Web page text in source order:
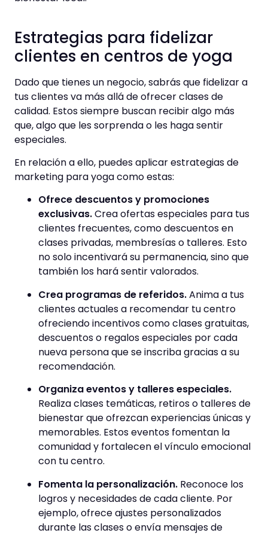
Estrategias para fidelizar
clientes en centros de yoga
Dado que tienes un negocio, sabrás que fidelizar a
tus clientes va más allá de ofrecer clases de
calidad. Estos siempre buscan recibir algo más
que, algo que les sorprenda o les haga sentir
especiales.
En relación a ello, puedes aplicar estrategias de
marketing para yoga como estas:
Ofrece descuentos y promociones
exclusivas.Crea ofertas especiales para tus
clientes frecuentes, como descuentos en
clases privadas, membresías o talleres. Esto
no solo incentivará su permanencia, sino que
también los hará sentir valorados.
Crea programas de referidos.Anima a tus
clientes actuales a recomendar tu centro
ofreciendo incentivos como clases gratuitas,
descuentos o regalos especiales por cada
nueva persona que se inscriba gracias a su
recomendación.
Organiza eventos y talleres especiales.
Realiza clases temáticas, retiros o talleres de
bienestar que ofrezcan experiencias únicas y
memorables. Estos eventos fomentan la
comunidad y fortalecen el vínculo emocional
con tu centro.
Fomenta la personalización. Reconoce los
logros y necesidades de cada cliente. Por
ejemplo, ofrece ajustes personalizados
durante las clases o envía mensajes de